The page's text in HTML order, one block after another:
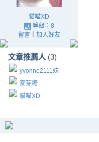
貓喵XD
等級：8
留言｜ 加入好友
文章推薦人 (3)
yvonne2111妹
麥芽糖
貓喵XD